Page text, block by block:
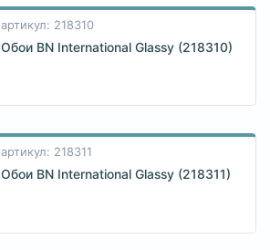
артикул: 218310
Обои BN International Glassy (218310)
артикул: 218311
Обои BN International Glassy (218311)